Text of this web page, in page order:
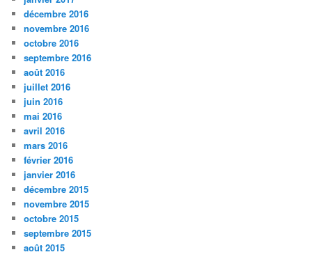
décembre 2016
novembre 2016
octobre 2016
septembre 2016
août 2016
juillet 2016
juin 2016
mai 2016
avril 2016
mars 2016
février 2016
janvier 2016
décembre 2015
novembre 2015
octobre 2015
septembre 2015
août 2015